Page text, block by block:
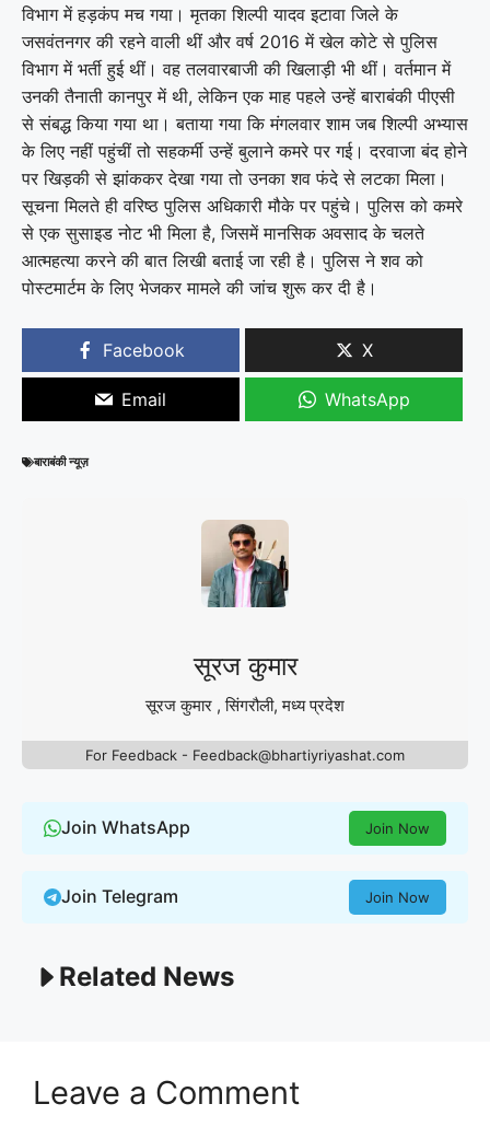
विभाग में हड़कंप मच गया। मृतका शिल्पी यादव इटावा जिले के
जसवंतनगर की रहने वाली थीं और वर्ष 2016 में खेल कोटे से पुलिस
विभाग में भर्ती हुई थीं। वह तलवारबाजी की खिलाड़ी भी थीं। वर्तमान में
उनकी तैनाती कानपुर में थी, लेकिन एक माह पहले उन्हें बाराबंकी पीएसी
से संबद्ध किया गया था। बताया गया कि मंगलवार शाम जब शिल्पी अभ्यास
के लिए नहीं पहुंचीं तो सहकर्मी उन्हें बुलाने कमरे पर गई। दरवाजा बंद होने
पर खिड़की से झांककर देखा गया तो उनका शव फंदे से लटका मिला।
सूचना मिलते ही वरिष्ठ पुलिस अधिकारी मौके पर पहुंचे। पुलिस को कमरे
से एक सुसाइड नोट भी मिला है, जिसमें मानसिक अवसाद के चलते
आत्महत्या करने की बात लिखी बताई जा रही है। पुलिस ने शव को
पोस्टमार्टम के लिए भेजकर मामले की जांच शुरू कर दी है।
Facebook X
Email WhatsApp
बाराबंकी न्यूज़
सूरज कुमार
सूरज कुमार , सिंगरौली, मध्य प्रदेश
For Feedback - Feedback@bhartiyriyashat.com
Join WhatsApp Join Now
Join Telegram Join Now
Related News
Leave a Comment